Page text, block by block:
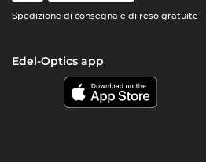
Spedizione di consegna e di reso gratuite
Edel-Optics app